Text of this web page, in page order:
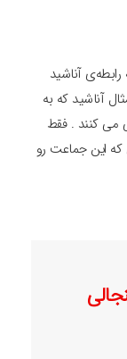
آناشید
آناشید که به
می کنند . فقط
که این جماعت رو